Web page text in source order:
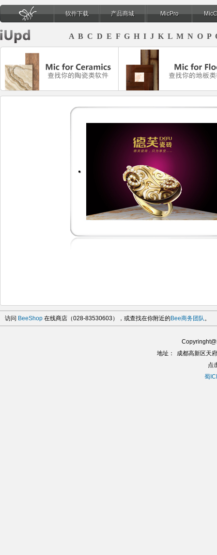
页
软件下载 产品商城 MicPro
A B C D E F G H I J K L M N O P
访问 BeeShop 在线商店（028-83530603），或查找在你附近的 Bee商务团队。
地址：
成都高新区天
点
蜀